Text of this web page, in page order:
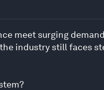
meet surging
industry still faces